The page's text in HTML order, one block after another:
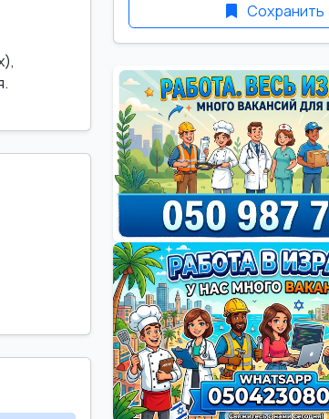
Сохранить